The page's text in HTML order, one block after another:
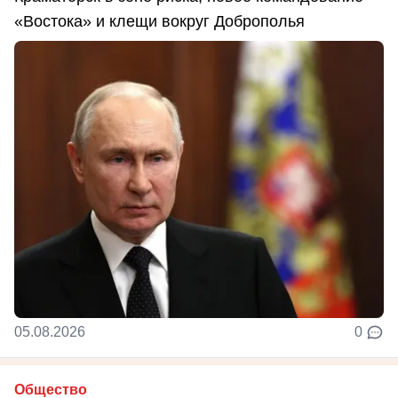
«Востока» и клещи вокруг Доброполья
05.08.2026 0
Общество